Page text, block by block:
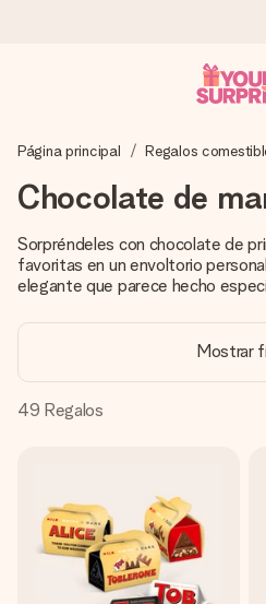
Preparamos tu regalo con
importa.
4,5 (basado en
Nuestros regalos inspiran. Los
Crea algo único en pocos
un mensaje que llegue al
todo el amor para el momento.
Página principal Regalos
Chocolate de
Sorpréndeles con chocolate de
favoritas en un envoltorio
elegante que parece hecho
Mostrar
49 Regalos